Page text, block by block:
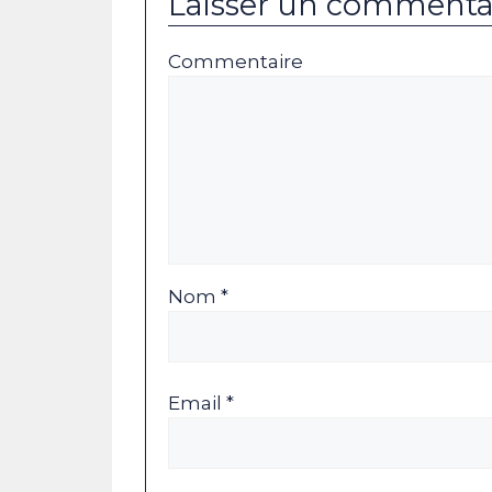
Commentaire
Nom *
Email *